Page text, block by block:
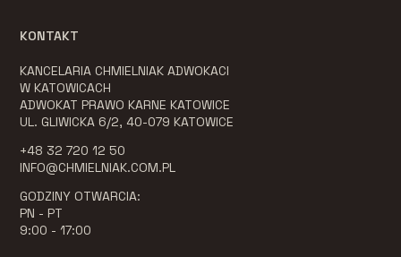
KONTAKT
KANCELARIA CHMIELNIAK ADWOKACI
W KATOWICACH
ADWOKAT PRAWO KARNE KATOWICE
UL. GLIWICKA 6/2, 40-079 KATOWICE
+48 32 720 12 50
INFO@CHMIELNIAK.COM.PL
GODZINY OTWARCIA:
PN - PT
9:00 - 17:00